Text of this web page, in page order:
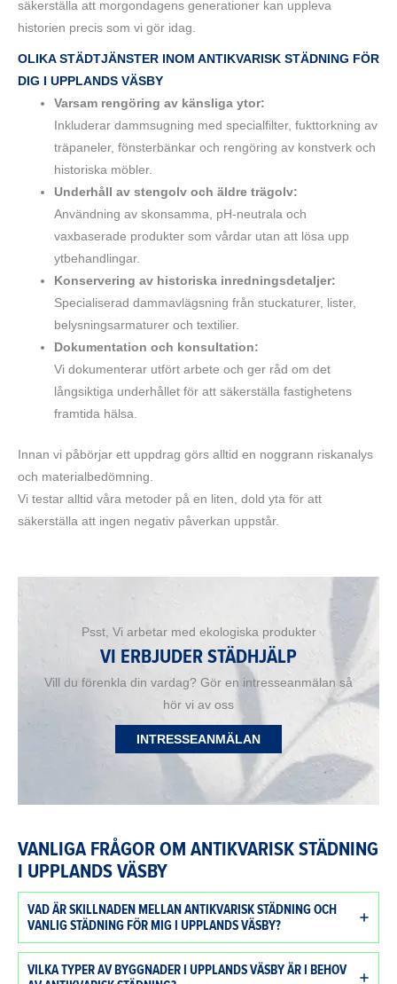
säkerställa att morgondagens generationer kan uppleva
historien precis som vi gör idag.
OLIKA STÄDTJÄNSTER INOM ANTIKVARISK STÄDNING FÖR
DIG I UPPLANDS VÄSBY
Varsam rengöring av känsliga ytor:
Inkluderar dammsugning med specialfilter, fukttorkning av
träpaneler, fönsterbänkar och rengöring av konstverk och
historiska möbler.
Underhåll av stengolv och äldre trägolv:
Användning av skonsamma, pH-neutrala och
vaxbaserade produkter som vårdar utan att lösa upp
ytbehandlingar.
Konservering av historiska inredningsdetaljer:
Specialiserad dammavlägsning från stuckaturer, lister,
belysningsarmaturer och textilier.
Dokumentation och konsultation:
Vi dokumenterar utfört arbete och ger råd om det
långsiktiga underhållet för att säkerställa fastighetens
framtida hälsa.
Innan vi påbörjar ett uppdrag görs alltid en noggrann riskanalys
och materialbedömning.
Vi testar alltid våra metoder på en liten, dold yta för att
säkerställa att ingen negativ påverkan uppstår.
Psst, Vi arbetar med ekologiska produkter
VI ERBJUDER STÄDHJÄLP
Vill du förenkla din vardag? Gör en intresseanmälan så
hör vi av oss
INTRESSEANMÄLAN
VANLIGA FRÅGOR OM ANTIKVARISK STÄDNING
I UPPLANDS VÄSBY
VAD ÄR SKILLNADEN MELLAN ANTIKVARISK STÄDNING OCH
VANLIG STÄDNING FÖR MIG I UPPLANDS VÄSBY?
VILKA TYPER AV BYGGNADER I UPPLANDS VÄSBY ÄR I BEHOV